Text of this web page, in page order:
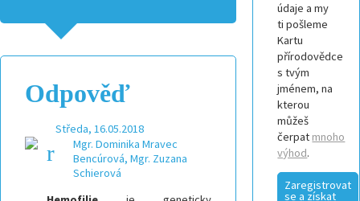
Odpověď
Středa, 16.05.2018
Mgr. Dominika Mravec
Bencúrová, Mgr. Zuzana
Schierová
údaje a my
ti pošleme
Kartu
přírodovědce
s tvým
jménem, na
kterou
můžeš
čerpat mnoho
výhod.
Zaregistrovat
se a získat